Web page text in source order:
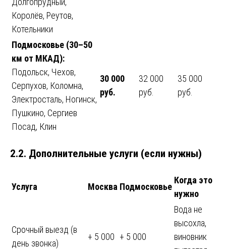
Королёв, Реутов,
Котельники
Подмосковье (30–50
км от МКАД):
Подольск, Чехов,
Серпухов, Коломна,
Электросталь, Ногинск,
Пушкино, Сергиев
Посад, Клин
30 000
руб.
32 000
руб.
35 000
руб.
2.2. Дополнительные услуги (если нужны)
Услуга Москва Подмосковье
Когда это
нужно
Срочный выезд (в
день звонка)
+ 5 000 + 5 000
Вода не
высохла,
виновник